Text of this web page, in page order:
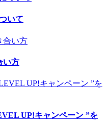
いて
い方
UP!キャンペーン ”を